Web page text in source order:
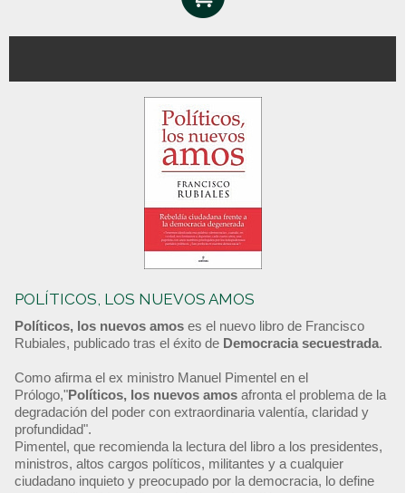
POLÍTICOS, LOS NUEVOS AMOS
Políticos, los nuevos amos es el nuevo libro de Francisco
Rubiales, publicado tras el éxito de Democracia secuestrada.
Como afirma el ex ministro Manuel Pimentel en el
Prólogo,"Políticos, los nuevos amos afronta el problema de la
degradación del poder con extraordinaria valentía, claridad y
profundidad".
Pimentel, que recomienda la lectura del libro a los presidentes,
ministros, altos cargos políticos, militantes y a cualquier
ciudadano inquieto y preocupado por la democracia, lo define